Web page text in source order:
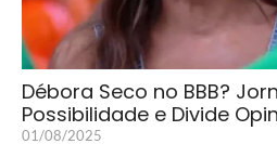
Débora Seco no BBB?
Possibilidade e Divide
01/08/2025